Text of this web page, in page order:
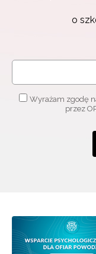
o
Wyrażam zgodę
przez